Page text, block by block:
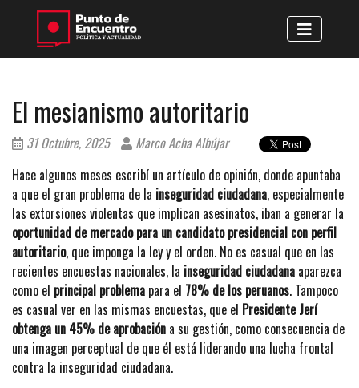
El mesianismo autoritario
31 Octubre, 2025
Marco Acha Albújar
Hace algunos meses escribí un artículo de opinión, donde apuntaba
a que el gran problema de la inseguridad ciudadana, especialmente
las extorsiones violentas que implican asesinatos, iban a generar la
oportunidad de mercado para un candidato presidencial con perfil
autoritario, que imponga la ley y el orden. No es casual que en las
recientes encuestas nacionales, la inseguridad ciudadana aparezca
como el principal problema para el 78% de los peruanos. Tampoco
es casual ver en las mismas encuestas, que el Presidente Jerí
obtenga un 45% de aprobación a su gestión, como consecuencia de
una imagen perceptual de que él está liderando una lucha frontal
contra la inseguridad ciudadana.